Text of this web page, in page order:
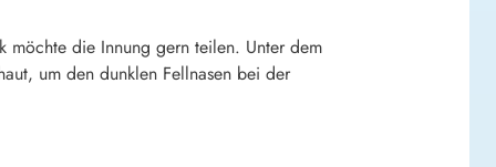
möchte die Innung gern teilen. Unter dem
um den dunklen Fellnasen bei der